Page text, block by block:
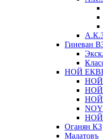
Гиневан
НОЙ
НОЙ
НОЙ
НОЙ
NOY
НОЙ
Оганян КЗ
Мадатовъ